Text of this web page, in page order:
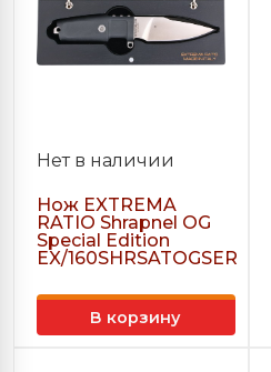
Нет в наличии
Нож EXTREMA
RATIO Shrapnel OG
Special Edition
EX/160SHRSATOGSER
В корзину